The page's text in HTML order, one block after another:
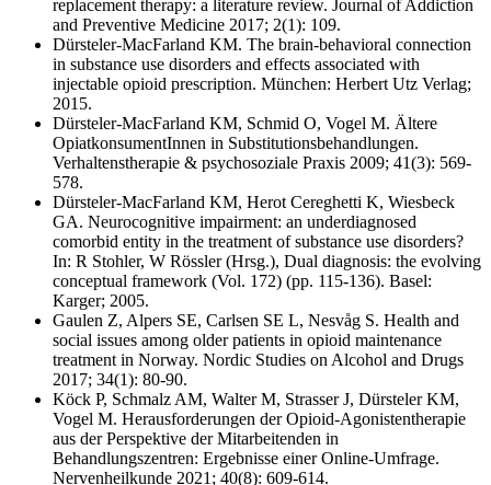
replacement therapy: a literature review. Journal of Addiction
and Preventive Medicine 2017; 2(1): 109.
Dürsteler-MacFarland KM. The brain-behavioral connection
in substance use disorders and effects associated with
injectable opioid prescription. München: Herbert Utz Verlag;
2015.
Dürsteler-MacFarland KM, Schmid O, Vogel M. Ältere
OpiatkonsumentInnen in Substitutionsbehandlungen.
Verhaltenstherapie & psychosoziale Praxis 2009; 41(3): 569-
578.
Dürsteler-MacFarland KM, Herot Cereghetti K, Wiesbeck
GA. Neurocognitive impairment: an underdiagnosed
comorbid entity in the treatment of substance use disorders?
In: R Stohler, W Rössler (Hrsg.), Dual diagnosis: the evolving
conceptual framework (Vol. 172) (pp. 115-136). Basel:
Karger; 2005.
Gaulen Z, Alpers SE, Carlsen SE L, Nesvåg S. Health and
social issues among older patients in opioid maintenance
treatment in Norway. Nordic Studies on Alcohol and Drugs
2017; 34(1): 80-90.
Köck P, Schmalz AM, Walter M, Strasser J, Dürsteler KM,
Vogel M. Herausforderungen der Opioid-Agonistentherapie
aus der Perspektive der Mitarbeitenden in
Behandlungszentren: Ergebnisse einer Online-Umfrage.
Nervenheilkunde 2021; 40(8): 609-614.